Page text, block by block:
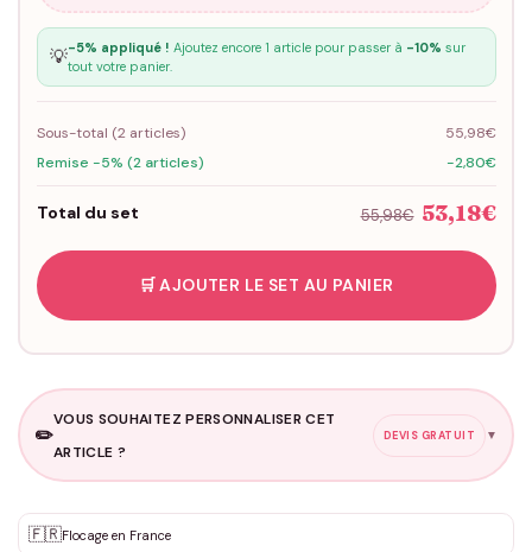
💡-5% appliqué ! Ajoutez encore 1 article pour passer à -10% sur
tout votre panier.
Sous-total (2articles)
55,98€
Remise -5% (2 articles)
-2,80€
Total du set 55,98€ 53,18€
🛒 AJOUTER LE SET AU PANIER
✏️
VOUS SOUHAITEZ PERSONNALISER CET
ARTICLE ?
DEVIS GRATUIT ▼
✨ Personnalisation sur mesure
🇫🇷Flocage en France